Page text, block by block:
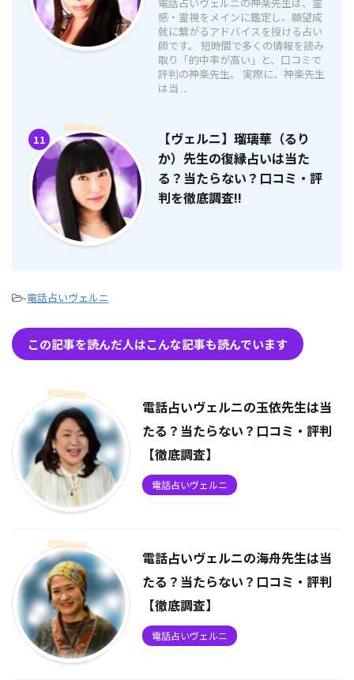
感・霊視をメインに鑑定し、願望成
就に繋がるアドバイスを授ける占い
師です。 短時間で多くの情報を読み
取り「的中率が高い」と、口コミで
評判の神楽先生。 実際に、神楽先生
は当 ...
11
【ヴェルニ】瑠璃華（るり
か）先生の復縁占いは当た
る？当たらない？口コミ・評
判を徹底調査!!
-電話占いヴェルニ
この記事を読んだ人はこんな記事も読んでいます
電話占いヴェルニの玉依先生は当
たる？当たらない？口コミ・評判
【徹底調査】
電話占いヴェルニ
電話占いヴェルニの海舟先生は当
たる？当たらない？口コミ・評判
【徹底調査】
電話占いヴェルニ